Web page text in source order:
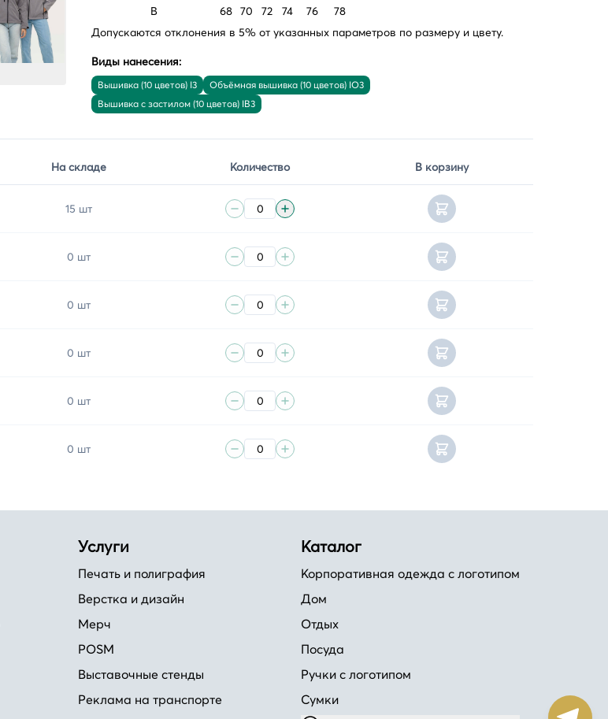
B
68 70 72 74 76
78
Допускаются отклонения в 5% от указанных параметров по размеру и цвету.
Виды нанесения:
Вышивка (10 цветов) I3
Объёмная вышивка (10 цветов) IO3
Вышивка с застилом (10 цветов) IB3
На складе Количество В корзину
15 шт
0 шт
0 шт
0 шт
0 шт
0 шт
Услуги
Печать и полиграфия
Верстка и дизайн
Мерч
POSM
Выставочные стенды
Реклама на транспорте
Каталог
Корпоративная одежда с логотипом
Дом
Отдых
Посуда
Ручки с логотипом
Сумки